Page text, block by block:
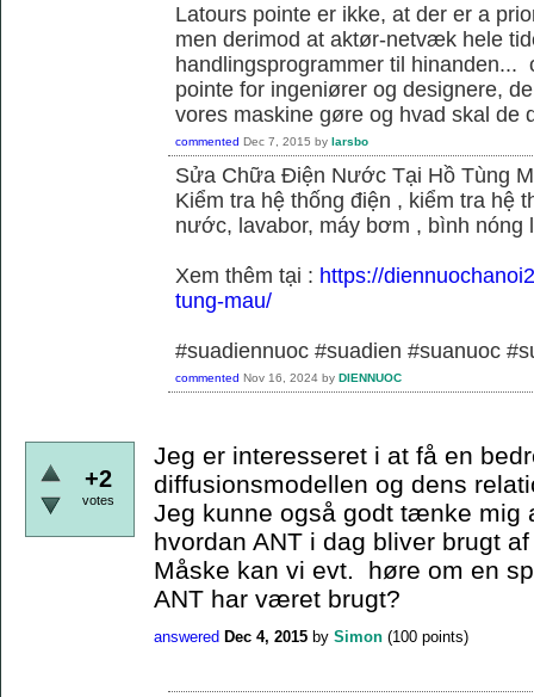
Latours pointe er ikke, at der er a
men derimod at aktør-netvæk hele
handlingsprogrammer til hinanden...
pointe for ingeniører og designere,
vores maskine gøre og hvad skal de
commented Dec 7, 2015 by larsbo
Sửa Chữa Điện Nước Tại Hồ Tùng
Kiểm tra hệ thống điện , kiểm tra hệ
nước, lavabor, máy bơm , bình nóng
Xem thêm tại : https://
tung-mau/
#suadiennuoc #suadien #suanuoc
commented Nov 16, 2024 by DIENNUOC
+2
votes
Jeg er interesseret i at få en
diffusionsmodellen og dens
Jeg kunne også godt tænke mig
hvordan ANT i dag bliver brugt
Måske kan vi evt. høre om en
ANT har været brugt?
answered Dec 4, 2015 by Simon (100 points)